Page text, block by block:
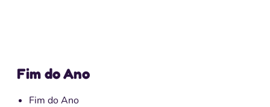
Fim do Ano
Fim do Ano